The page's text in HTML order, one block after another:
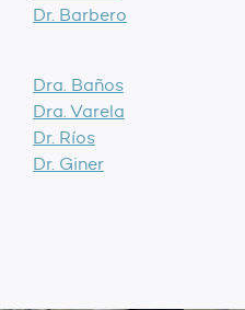
Dr. Barbero
Dra. Baños
Dra. Varela
Dr. Ríos
Dr. Giner